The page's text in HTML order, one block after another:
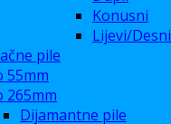
Konusni
Lijevi/Desni
pile
55mm
265mm
Dijamantne pile